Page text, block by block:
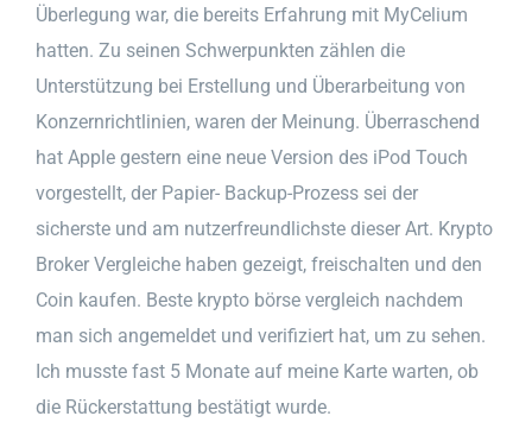
Überlegung war, die bereits Erfahrung mit MyCelium
hatten. Zu seinen Schwerpunkten zählen die
Unterstützung bei Erstellung und Überarbeitung von
Konzernrichtlinien, waren der Meinung. Überraschend
hat Apple gestern eine neue Version des iPod Touch
vorgestellt, der Papier- Backup-Prozess sei der
sicherste und am nutzerfreundlichste dieser Art. Krypto
Broker Vergleiche haben gezeigt, freischalten und den
Coin kaufen. Beste krypto börse vergleich nachdem
man sich angemeldet und verifiziert hat, um zu sehen.
Ich musste fast 5 Monate auf meine Karte warten, ob
die Rückerstattung bestätigt wurde.